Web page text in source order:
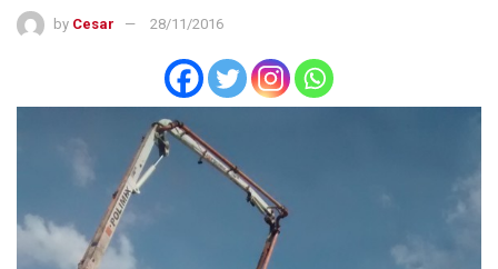
by Cesar 28/11/2016